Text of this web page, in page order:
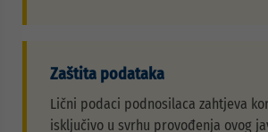
Zaštita podataka
Lični podaci podnosilaca zahtjeva
isključivo u svrhu provođenja ovog